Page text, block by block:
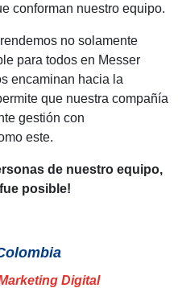
conforman nuestro equipo.
no solamente
para todos en Messer
encaminan hacia la
que nuestra compañía
gestión con
este.
de nuestro equipo,
posible!
Digital